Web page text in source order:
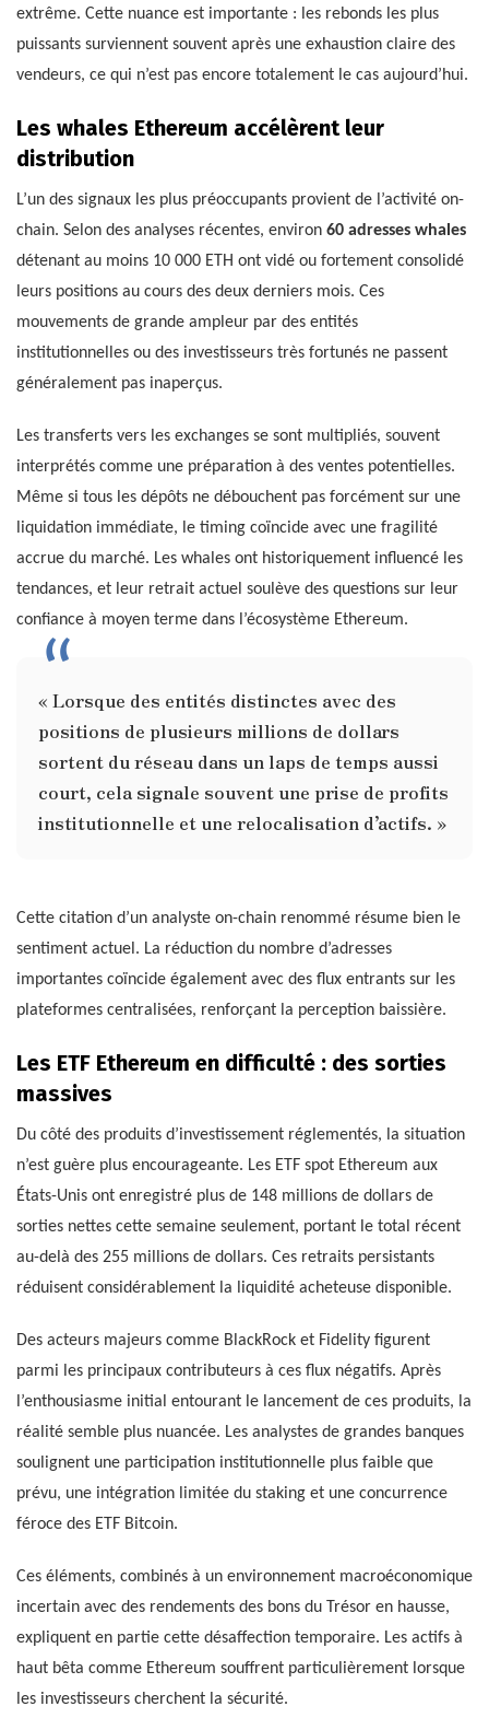
extrême. Cette nuance est importante : les rebonds les plus
puissants surviennent souvent après une exhaustion claire des
vendeurs, ce qui n’est pas encore totalement le cas aujourd’hui.
Les whales Ethereum accélèrent leur
distribution
L’un des signaux les plus préoccupants provient de l’activité on-
chain. Selon des analyses récentes, environ 60 adresses whales
détenant au moins 10 000 ETH ont vidé ou fortement consolidé
leurs positions au cours des deux derniers mois. Ces
mouvements de grande ampleur par des entités
institutionnelles ou des investisseurs très fortunés ne passent
généralement pas inaperçus.
Les transferts vers les exchanges se sont multipliés, souvent
interprétés comme une préparation à des ventes potentielles.
Même si tous les dépôts ne débouchent pas forcément sur une
liquidation immédiate, le timing coïncide avec une fragilité
accrue du marché. Les whales ont historiquement influencé les
tendances, et leur retrait actuel soulève des questions sur leur
confiance à moyen terme dans l’écosystème Ethereum.
« Lorsque des entités distinctes avec des
positions de plusieurs millions de dollars
sortent du réseau dans un laps de temps aussi
court, cela signale souvent une prise de profits
institutionnelle et une relocalisation d’actifs. »
Cette citation d’un analyste on-chain renommé résume bien le
sentiment actuel. La réduction du nombre d’adresses
importantes coïncide également avec des flux entrants sur les
plateformes centralisées, renforçant la perception baissière.
Les ETF Ethereum en difficulté : des sorties
massives
Du côté des produits d’investissement réglementés, la situation
n’est guère plus encourageante. Les ETF spot Ethereum aux
États-Unis ont enregistré plus de 148 millions de dollars de
sorties nettes cette semaine seulement, portant le total récent
au-delà des 255 millions de dollars. Ces retraits persistants
réduisent considérablement la liquidité acheteuse disponible.
Des acteurs majeurs comme BlackRock et Fidelity figurent
parmi les principaux contributeurs à ces flux négatifs. Après
l’enthousiasme initial entourant le lancement de ces produits, la
réalité semble plus nuancée. Les analystes de grandes banques
soulignent une participation institutionnelle plus faible que
prévu, une intégration limitée du staking et une concurrence
féroce des ETF Bitcoin.
Ces éléments, combinés à un environnement macroéconomique
incertain avec des rendements des bons du Trésor en hausse,
expliquent en partie cette désaffection temporaire. Les actifs à
haut bêta comme Ethereum souffrent particulièrement lorsque
les investisseurs cherchent la sécurité.